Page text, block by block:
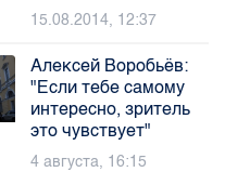
15.08.2014, 12:37
Алексей Воробьёв:
"Если тебе самому
интересно, зритель
это чувствует"
4 августа, 16:15